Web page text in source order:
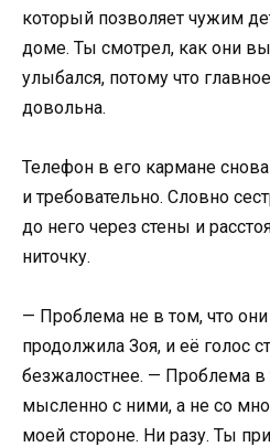
который позволяет чужим
доме. Ты смотрел, как они
улыбался, потому что
довольна.
Телефон в его кармане
и требовательно. Словно
до него через стены и
ниточку.
— Проблема не в том, что
продолжила Зоя, и её голос
безжалостнее. — Проблема в
мысленно с ними, а не со
моей стороне. Ни разу. Ты